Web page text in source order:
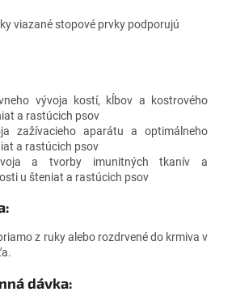
viazané stopové prvky podporujú
vývoja kostí, kĺbov a kostrového
a rastúcich psov
zažívacieho aparátu a optimálneho
a rastúcich psov
a tvorby imunitných tkanív a
u šteniat a rastúcich psov
z ruky alebo rozdrvené do krmiva v
dávka: